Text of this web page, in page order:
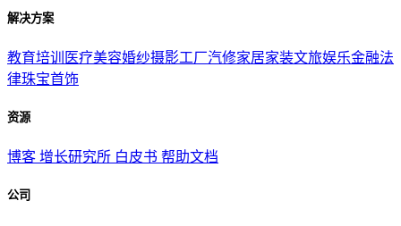
解决方案
教育培训 医疗美容婚纱摄影工厂汽修家居家装文旅娱乐金融法
律珠宝首饰
资源
博客 增长研究所 白皮书 帮助文档
公司